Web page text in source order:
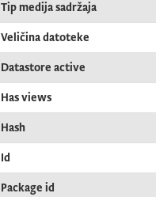
Tip medija sadržaja
Veličina datoteke
Datastore active
Has views
Hash
Id
Package id